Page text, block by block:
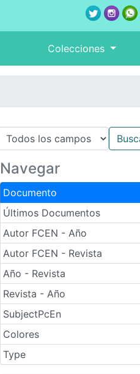
Colecciones
Navegar
Documento
Últimos Documentos
Autor FCEN - Año
Autor FCEN - Revista
Año - Revista
Revista - Año
SubjectPcEn
Colores
Type